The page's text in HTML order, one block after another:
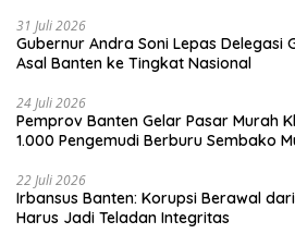
31 Juli 2026
Gubernur Andra Soni Lepas Delegasi
Asal Banten ke Tingkat Nasional
24 Juli 2026
Pemprov Banten Gelar Pasar Murah
1.000 Pengemudi Berburu Sembako
22 Juli 2026
Irbansus Banten: Korupsi Berawal
Harus Jadi Teladan Integritas